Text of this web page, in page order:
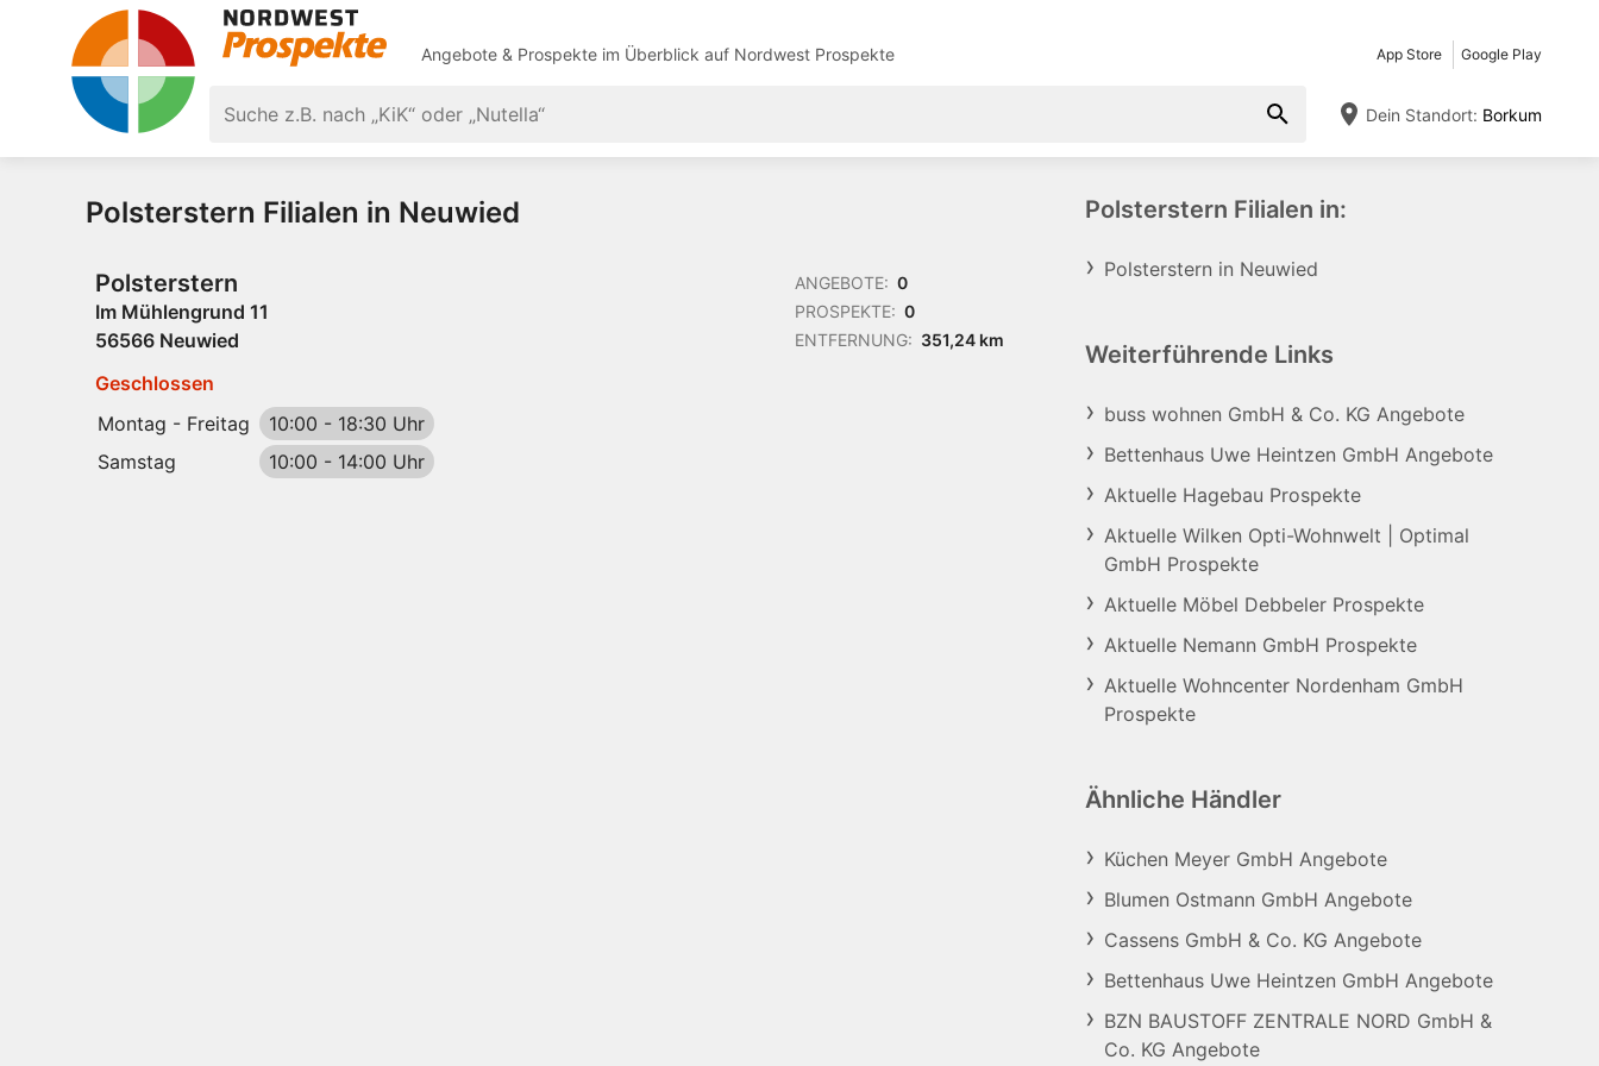
Angebote & Prospekte im Überblick auf Nordwest Prospekte App Store Google Play
Dein Standort: Borkum
Polsterstern Filialen in Neuwied
Polsterstern
Im Mühlengrund 11
56566 Neuwied
ANGEBOTE: 0
PROSPEKTE: 0
ENTFERNUNG: 351,24 km
Geschlossen
Montag - Freitag
10:00 - 18:30 Uhr
Samstag
10:00 - 14:00 Uhr
Polsterstern Filialen in:
Polsterstern in Neuwied
Weiterführende Links
buss wohnen GmbH & Co. KG Angebote
Bettenhaus Uwe Heintzen GmbH Angebote
Aktuelle Hagebau Prospekte
Aktuelle Wilken Opti-Wohnwelt | Optimal
GmbH Prospekte
Aktuelle Möbel Debbeler Prospekte
Aktuelle Nemann GmbH Prospekte
Aktuelle Wohncenter Nordenham GmbH
Prospekte
Ähnliche Händler
Küchen Meyer GmbH Angebote
Blumen Ostmann GmbH Angebote
Cassens GmbH & Co. KG Angebote
Bettenhaus Uwe Heintzen GmbH Angebote
BZN BAUSTOFF ZENTRALE NORD GmbH &
Co. KG Angebote